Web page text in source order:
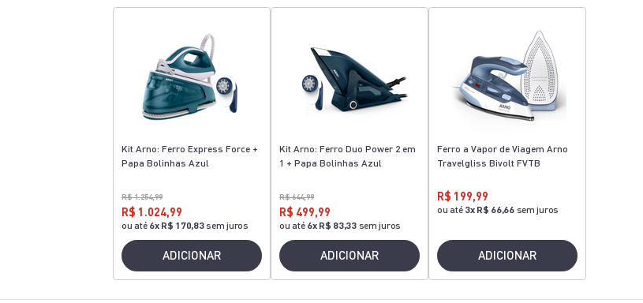
Kit Arno: Ferro Express Force +
Papa Bolinhas Azul
R$ 1.254,99
R$ 1.024,99
ou até 6x R$ 170,83 sem juros
ADICIONAR
Kit Arno: Ferro Duo Power 2 em
1 + Papa Bolinhas Azul
R$ 644,99
R$ 499,99
ou até 6x R$ 83,33 sem juros
ADICIONAR
Ferro a Vapor de Viagem Arno
Travelgliss Bivolt FVTB
R$ 199,99
ou até 3x R$ 66,66 sem juros
ADICIONAR